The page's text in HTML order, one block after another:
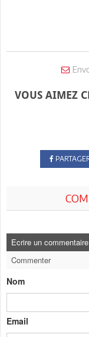
VOUS AIMEZ
Ecrire un commentaire
Commenter
Nom
Email